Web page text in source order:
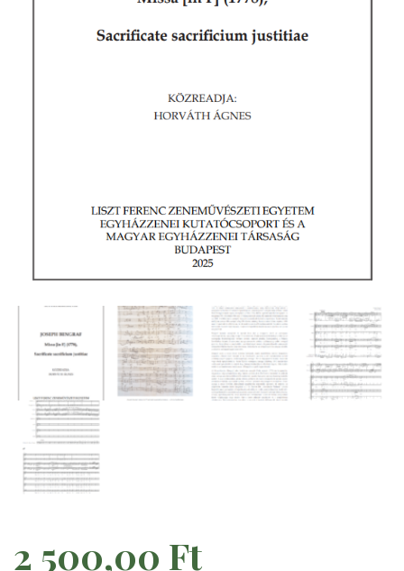
2 500,00 Ft